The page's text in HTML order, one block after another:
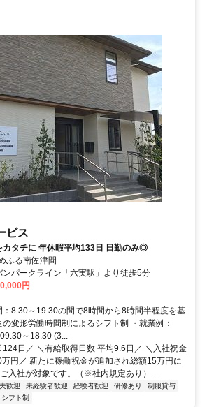
ビス
カタチに 年休暇平均133日 日勤のみ◎
ふる南佐津間
パークライン「六実駅」より徒歩5分
円
：8:30～19:30の間で8時間から8時間半程度を基
変形労働時間制によるシフト制 ・就業例：
～18:30 (3...
日／ ＼有給取得日数 平均9.6日／ ＼入社祝金
円／ 新たに稼働祝金が追加され総額15万円に
入社が対象です。（※社内規定あり）...
歓迎 未経験者歓迎 経験者歓迎 研修あり
制服貸与
シフト制